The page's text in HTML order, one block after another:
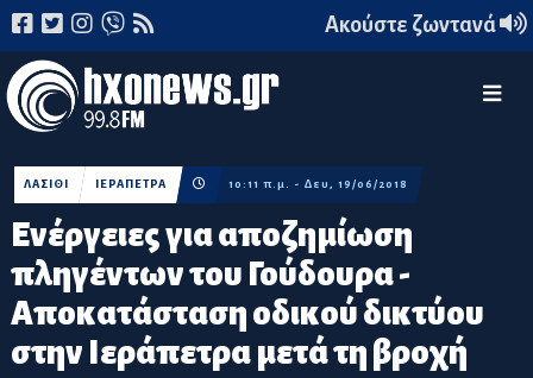
Ακούστε ζωντανά
Ενέργειες για αποζημίωση
πληγέντων του Γούδουρα -
Αποκατάσταση οδικού δικτύου
στην Ιεράπετρα μετά τη βροχή
ΛΑΣΙΘΙ ΙΕΡΑΠΕΤΡΑ 10:11 π.μ. - Δευ, 19/06/2018